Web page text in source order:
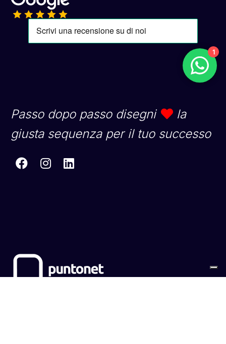
Passo dopo passo disegni
la
giusta sequenza per il tuo successo
1